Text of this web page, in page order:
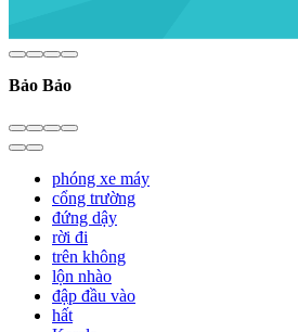
Bảo Bảo
phóng xe máy
cổng trường
đứng dậy
rời đi
trên không
lộn nhào
đập đầu vào
hất